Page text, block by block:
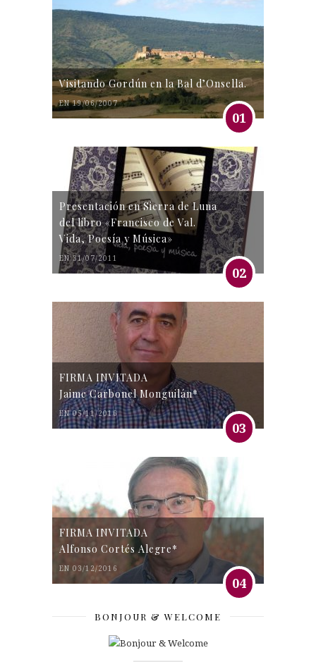
Visitando Gordún en la Bal d’Onsella.
EN 19/06/2007
01
Presentación en Sierra de Luna
del libro «Francisco de Val.
Vida, Poesía y Música»
EN 31/07/2011
02
FIRMA INVITADA
Jaime Carbonel Monguilán*
EN 05/11/2016
03
FIRMA INVITADA
Alfonso Cortés Alegre*
EN 03/12/2016
04
BONJOUR & WELCOME